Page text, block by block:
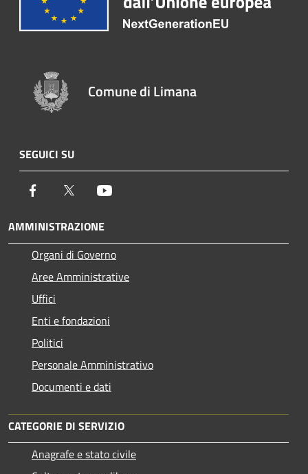
Comune di Limana
SEGUICI SU
Facebook Twitter
AMMINISTRAZIONE
Organi di Governo
Aree Amministrative
Uffici
Enti e fondazioni
Politici
Personale Amministrativo
Documenti e dati
CATEGORIE DI SERVIZIO
Anagrafe e stato civile